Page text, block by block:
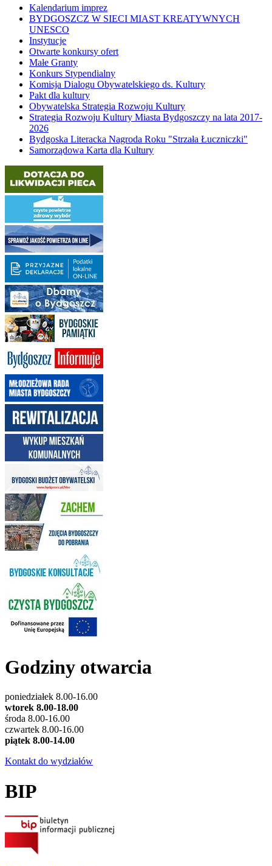
Kalendarium imprez
BYDGOSZCZ W SIECI MIAST KREATYWNYCH
UNESCO
Instytucje
Otwarte konkursy ofert
Małe Granty
Konkurs Stypendialny
Komisja Dialogu Obywatelskiego ds. Kultury
Pakt dla kultury
Obywatelska Strategia Rozwoju Kultury
Strategia Rozwoju Kultury Miasta Bydgoszczy na lata 2017-
2026
Bydgoska Literacka Nagroda Roku "Strzała Łuczniczki"
Samorządowa Karta dla Kultury
Godziny otwarcia
poniedziałek 8.00-16.00
wtorek 8.00-18.00
środa 8.00-16.00
czwartek 8.00-16.00
piątek 8.00-14.00
Kontakt do wydziałów
BIP